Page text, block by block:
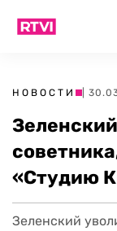
НОВОСТИ |
«Студию
Зеленский